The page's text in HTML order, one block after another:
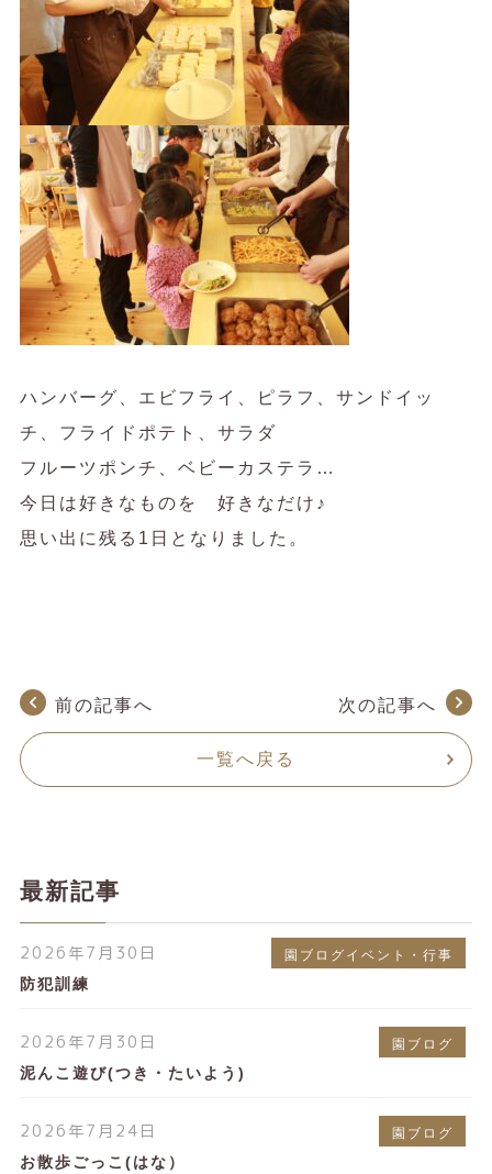
ハンバーグ、エビフライ、ピラフ、サンドイッ
チ、フライドポテト、サラダ
フルーツポンチ、ベビーカステラ…
今日は好きなものを 好きなだけ♪
思い出に残る1日となりました。
前の記事へ
一覧へ戻る
次の記事へ
最新記事
2026年7月30日 園ブログイベント・行事
防犯訓練
2026年7月30日 園ブログ
泥んこ遊び(つき・たいよう)
2026年7月24日 園ブログ
お散歩ごっこ(はな）